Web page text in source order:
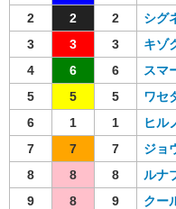
2
2 2 シグ
3
3 3 キゾ
4
6 6 スマ
5
5 5 ワセ
6
1 1 ヒル
7
7 7 ジョ
8
8 8 ルナ
9
8 9 クー